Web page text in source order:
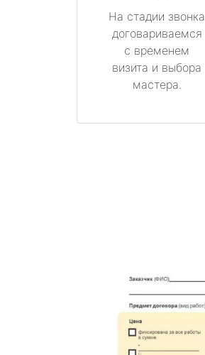
На стадии звонка
договариваемся
с временем
визита и выбора
мастера.